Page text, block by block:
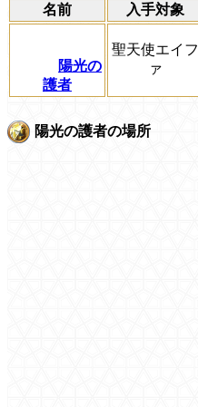
名前 入手対象
陽光の
護者
聖天使エイフ
ァ
陽光の護者の場所